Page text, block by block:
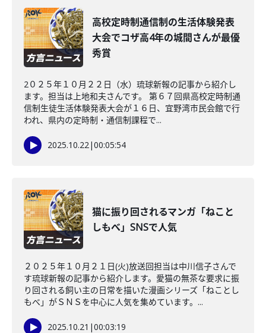
高校定時制通信制の生活体験発表
大会でコザ高4年の城間さんが最優
秀賞
2０２５年１０月２２日（水）琉球新報の記事から紹介し
ます。担当は上地和夫さんです。 第６７回県高校定時制通
信制生徒生活体験発表大会が１６日、宜野湾市民会館で行
われ、県内の定時制・通信制課程で...
2025.10.22|00:05:54
猫に振り回されるマンガ「ねこと
しもべ」SNSで人気
２０２５年１０月２１日(火)放送回担当は中川信子さんで
す琉球新報の記事から紹介します。愛猫の無茶な要求に振
り回される飼い主の日常を描いた漫画シリーズ「ねことし
もべ」がＳＮＳを中心に人気を集めています。...
2025.10.21 |00:03:19